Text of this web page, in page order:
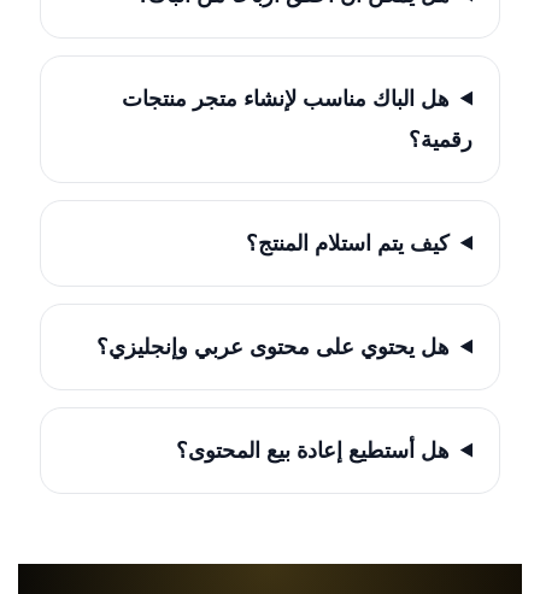
هل الباك مناسب لإنشاء متجر منتجات
رقمية؟
كيف يتم استلام المنتج؟
هل يحتوي على محتوى عربي وإنجليزي؟
هل أستطيع إعادة بيع المحتوى؟